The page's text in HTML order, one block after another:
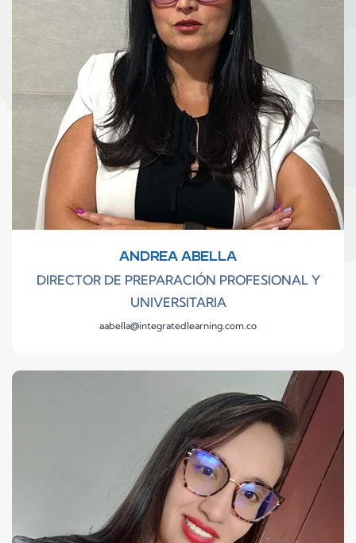
ANDREA ABELLA
DIRECTOR DE PREPARACIÓN PROFESIONAL Y
UNIVERSITARIA
aabella@integratedlearning.com.co